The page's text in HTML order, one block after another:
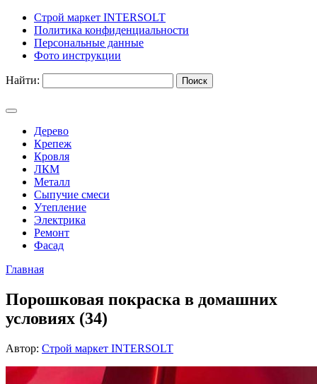
Строй маркет INTERSOLT
Политика конфиденциальности
Персональные данные
Фото инструкции
Найти:
Дерево
Крепеж
Кровля
ЛКМ
Металл
Сыпучие смеси
Утепление
Электрика
Ремонт
Фасад
Главная
Порошковая покраска в домашних
условиях (34)
Автор: Строй маркет INTERSOLT